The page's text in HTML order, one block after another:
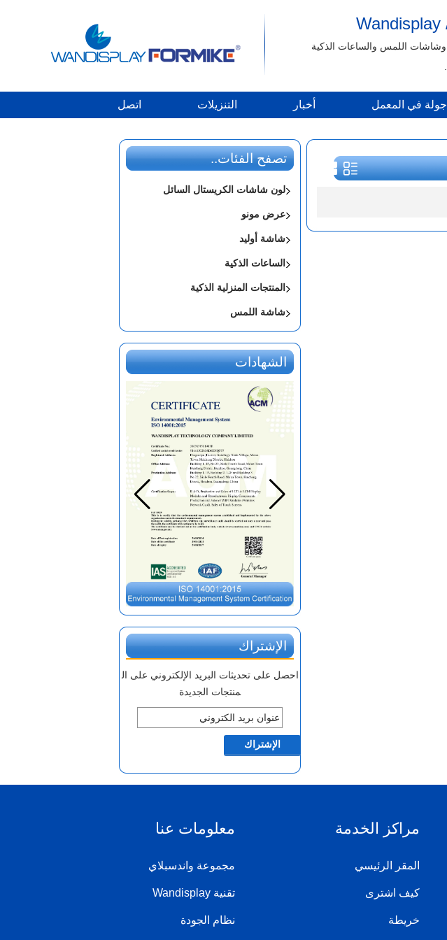
منذ عام 1999، ركزنا على شاشات LCD وشاشات اللمس والساعات الذكية
جولة في المعمل أخبار التنزيلات اتصل
تصفح الفئات..
لون شاشات الكريستال السائل
عرض مونو
شاشة أوليد
الساعات الذكية
المنتجات المنزلية الذكية
شاشة اللمس
الشهادات
الإشتراك
احصل على تحديثات البريد الإلكتروني على ال
منتجات الجديدة
معلومات عنا
مجموعة واندسبلاي
تقنية Wandisplay
نظام الجودة
مراكز الخدمة
المقر الرئيسي
كيف اشترى
خريطة